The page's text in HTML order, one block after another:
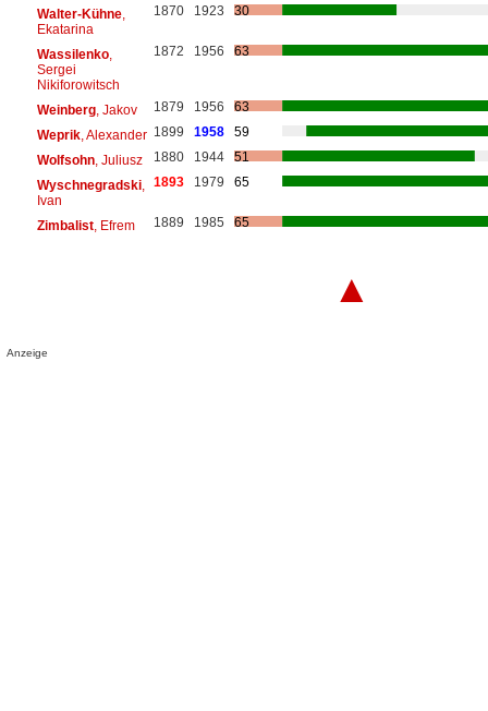
Walter-Kühne,
Ekatarina
1870 1923 30
Wassilenko,
Sergei
Nikiforowitsch
1872 1956 63
Weinberg, Jakov 1879 1956
63
Weprik, Alexander 1899 1958
59
Wolfsohn, Juliusz 1880 1944
51
Wyschnegradski,
Ivan
1893 1979 65
Zimbalist, Efrem 1889 1985 65
▲
Anzeige